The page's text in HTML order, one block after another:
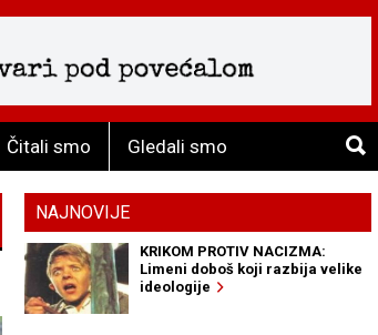
Čitali smo Gledali smo
NAJNOVIJE
KRIKOM PROTIV NACIZMA:
Limeni doboš koji razbija velike
ideologije